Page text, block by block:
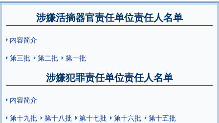
涉嫌活摘器官责任单位责任人名单
内容简介
第三批
第二批 第一批
涉嫌犯罪责任单位责任人名单
内容简介
第十九批
第十八批 第十七批 第十六批
第十五批